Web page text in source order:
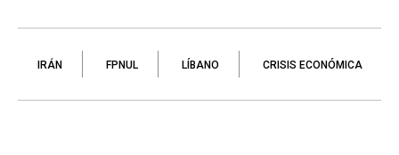
IRÁN FPNUL LÍBANO CRISIS ECONÓMICA